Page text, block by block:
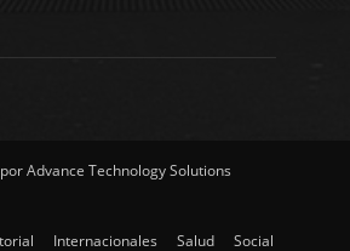
Advance Technology Solutions
Internacionales Salud Social